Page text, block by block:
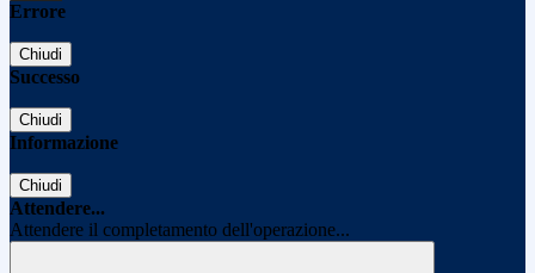
Errore
Chiudi
Successo
Chiudi
Informazione
Chiudi
Attendere...
Attendere il completamento dell'operazione...